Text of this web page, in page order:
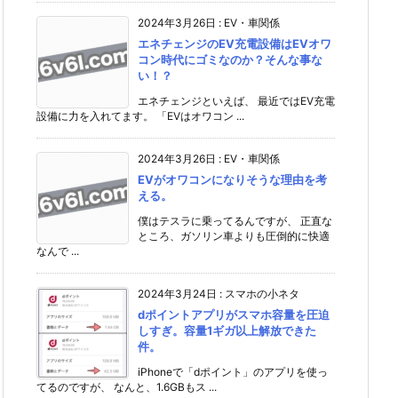
2024年3月26日 : EV・車関係
エネチェンジのEV充電設備はEVオワ
コン時代にゴミなのか？そんな事な
い！？
エネチェンジといえば、 最近ではEV充電
設備に力を入れてます。 「EVはオワコン ...
2024年3月26日 : EV・車関係
EVがオワコンになりそうな理由を考
える。
僕はテスラに乗ってるんですが、 正直な
ところ、ガソリン車よりも圧倒的に快適
なんで ...
2024年3月24日 : スマホの小ネタ
dポイントアプリがスマホ容量を圧迫
しすぎ。容量1ギガ以上解放できた
件。
iPhoneで「dポイント」のアプリを使っ
てるのですが、 なんと、1.6GBもス ...